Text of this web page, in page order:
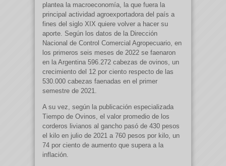
plantea la macroeconomía, la que fuera la
principal actividad agroexportadora del país a
fines del siglo XIX quiere volver a hacer su
aporte. Según los datos de la Dirección
Nacional de Control Comercial Agropecuario, en
los primeros seis meses de 2022 se faenaron
en la Argentina 596.272 cabezas de ovinos, un
crecimiento del 12 por ciento respecto de las
530.000 cabezas faenadas en el primer
semestre de 2021.
A su vez, según la publicación especializada
Tiempo de Ovinos, el valor promedio de los
corderos livianos al gancho pasó de 430 pesos
el kilo en julio de 2021 a 760 pesos por kilo, un
74 por ciento de aumento que supera a la
inflación.